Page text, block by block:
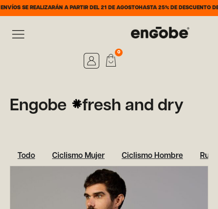
SE REALIZARÁN A PARTIR DEL 21 DE AGOSTOHASTA 25% DE DESCUENTO DEL
0
Engobe fresh and dry
Todo Ciclismo Mujer Ciclismo Hombre